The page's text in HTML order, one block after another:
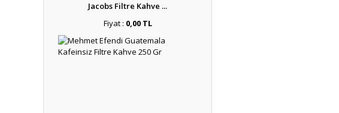
Jacobs Filtre Kahve ...
Fiyat : 0,00 TL